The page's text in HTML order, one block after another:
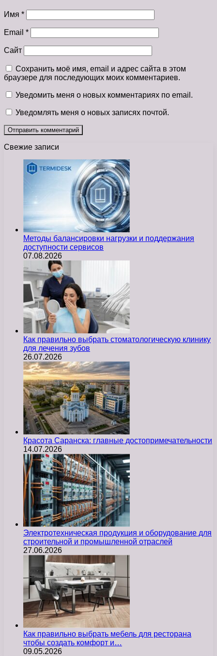
Имя *
Email *
Сайт
Сохранить моё имя, email и адрес сайта в этом
браузере для последующих моих комментариев.
Уведомить меня о новых комментариях по email.
Уведомлять меня о новых записях почтой.
Свежие записи
Методы балансировки нагрузки и поддержания
доступности сервисов
07.08.2026
Как правильно выбрать стоматологическую клинику
для лечения зубов
26.07.2026
Красота Саранска: главные достопримечательности
14.07.2026
Электротехническая продукция и оборудование для
строительной и промышленной отраслей
27.06.2026
Как правильно выбрать мебель для ресторана
чтобы создать комфорт и…
09.05.2026